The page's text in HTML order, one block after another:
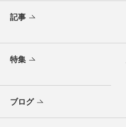
記事
特集
ブログ